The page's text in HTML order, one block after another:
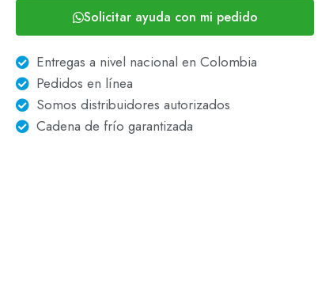
Solicitar ayuda con mi pedido
Entregas a nivel nacional en Colombia
Pedidos en línea
Somos distribuidores autorizados
Cadena de frío garantizada